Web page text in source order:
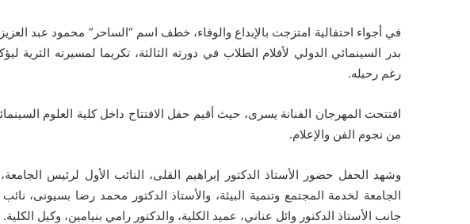
في أجواء احتفالية امتزجت بالإبداع والوفاء، خطف اسم “الساحر” محمود عبد
بدر السينمائي الدولي لأفلام الطلاب في دورته الثالثة، تكريما لمسيرته
رغم رحيله.
افتتحت المهرجان الفنانة يسرى، حيث أقيم حفل الافتتاح داخل كلية العلوم
من نجوم الفن والإعلام.
وشهد الحفل حضور الأستاذ الدكتور إبراهيم القلى، النائب الأول لرئيس
الجامعة لخدمة المجتمع وتنمية البيئة، والأستاذ الدكتور محمد رضا بسيونى،
جانب الأستاذ الدكتور وائل عناني، عميد الكلية، والدكتور رامي بنيامين، وكيل الكلية.